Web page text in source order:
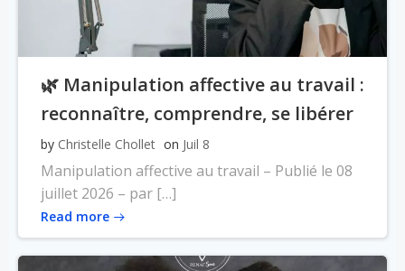
🌿 Manipulation affective au travail :
reconnaître, comprendre, se libérer
by Christelle Chollet on Juil 8
Manipulation affective au travail – Publié le 08
juillet 2026 – par […]
Read more